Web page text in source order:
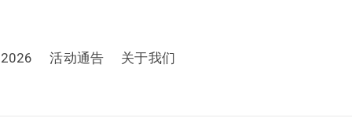
活动通告 关于我们